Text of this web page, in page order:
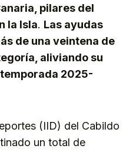
pilares del
la Isla. Las ayudas
de una veintena de
aliviando su
2025-
(IID) del Cabildo
un total de